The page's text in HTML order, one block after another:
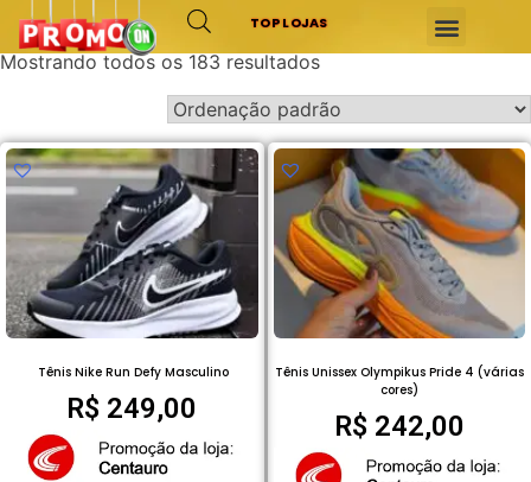
TOP LOJAS
Mostrando todos os 183 resultados
Tênis Nike Run Defy Masculino
R$ 249,00
Tênis Unissex Olympikus Pride 4 (várias
cores)
R$ 242,00